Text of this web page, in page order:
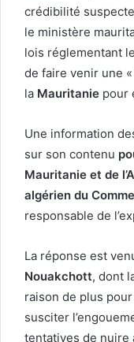
crédibilité
le ministère
lois réglementant
de faire venir une
la Mauritanie pour
Une information
sur son contenu
Mauritanie et de
algérien du
responsable de
La réponse est
Nouakchott, dont
raison de plus
susciter
tentatives de nuire